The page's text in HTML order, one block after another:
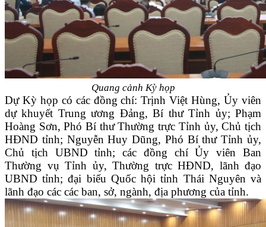
Quang cảnh Kỳ họp
Dự Kỳ họp có các đồng chí: Trịnh Việt Hùng, Ủy viên
dự khuyết Trung ương Đảng, Bí thư Tỉnh ủy; Phạm
Hoàng Sơn, Phó Bí thư Thường trực Tỉnh ủy, Chủ tịch
HĐND tỉnh; Nguyễn Huy Dũng, Phó Bí thư Tỉnh ủy,
Chủ tịch UBND tỉnh; các đồng chí Ủy viên Ban
Thường vụ Tỉnh ủy, Thường trực HĐND, lãnh đạo
UBND tỉnh; đại biểu Quốc hội tỉnh Thái Nguyên và
lãnh đạo các các ban, sở, ngành, địa phương của tỉnh.